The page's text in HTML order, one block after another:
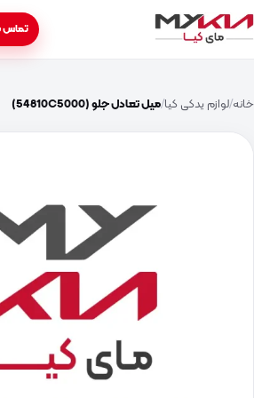
تماس
خانه لوازم یدکی کیا میل تعادل جلو (54810C5000)